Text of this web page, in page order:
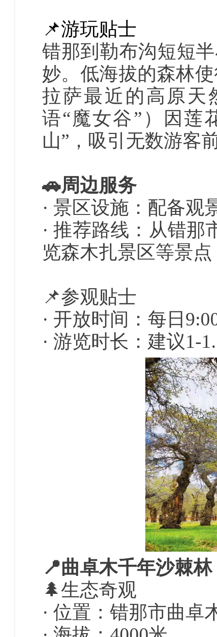
📌游玩贴士
错那到勒布沟短短
妙。低海拔的森林
拉萨最近的高原天
语“魔女谷”）因莲
山”，吸引无数游客
🚗周边服务
· 景区设施：配备观
· 推荐路线：从错那
览森木扎景区等景
📌参观贴士
· 开放时间：每日
· 游览时长：建议1-
📍曲卓木千年沙棘
🌲生态奇观
· 位置：错那市曲卓